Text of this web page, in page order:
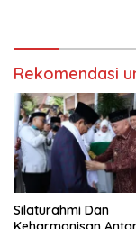
Rekomendasi
Silaturahmi Dan